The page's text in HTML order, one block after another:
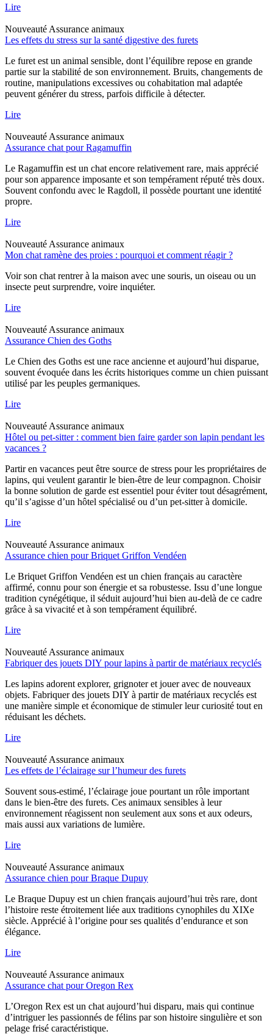
Lire
Nouveauté Assurance animaux
Les effets du stress sur la santé digestive des furets
Le furet est un animal sensible, dont l’équilibre repose en grande
partie sur la stabilité de son environnement. Bruits, changements de
routine, manipulations excessives ou cohabitation mal adaptée
peuvent générer du stress, parfois difficile à détecter.
Lire
Nouveauté Assurance animaux
Assurance chat pour Ragamuffin
Le Ragamuffin est un chat encore relativement rare, mais apprécié
pour son apparence imposante et son tempérament réputé très doux.
Souvent confondu avec le Ragdoll, il possède pourtant une identité
propre.
Lire
Nouveauté Assurance animaux
Mon chat ramène des proies : pourquoi et comment réagir ?
Voir son chat rentrer à la maison avec une souris, un oiseau ou un
insecte peut surprendre, voire inquiéter.
Lire
Nouveauté Assurance animaux
Assurance Chien des Goths
Le Chien des Goths est une race ancienne et aujourd’hui disparue,
souvent évoquée dans les écrits historiques comme un chien puissant
utilisé par les peuples germaniques.
Lire
Nouveauté Assurance animaux
Hôtel ou pet-sitter : comment bien faire garder son lapin pendant les
vacances ?
Partir en vacances peut être source de stress pour les propriétaires de
lapins, qui veulent garantir le bien-être de leur compagnon. Choisir
la bonne solution de garde est essentiel pour éviter tout désagrément,
qu’il s’agisse d’un hôtel spécialisé ou d’un pet-sitter à domicile.
Lire
Nouveauté Assurance animaux
Assurance chien pour Briquet Griffon Vendéen
Le Briquet Griffon Vendéen est un chien français au caractère
affirmé, connu pour son énergie et sa robustesse. Issu d’une longue
tradition cynégétique, il séduit aujourd’hui bien au-delà de ce cadre
grâce à sa vivacité et à son tempérament équilibré.
Lire
Nouveauté Assurance animaux
Fabriquer des jouets DIY pour lapins à partir de matériaux recyclés
Les lapins adorent explorer, grignoter et jouer avec de nouveaux
objets. Fabriquer des jouets DIY à partir de matériaux recyclés est
une manière simple et économique de stimuler leur curiosité tout en
réduisant les déchets.
Lire
Nouveauté Assurance animaux
Les effets de l’éclairage sur l’humeur des furets
Souvent sous-estimé, l’éclairage joue pourtant un rôle important
dans le bien-être des furets. Ces animaux sensibles à leur
environnement réagissent non seulement aux sons et aux odeurs,
mais aussi aux variations de lumière.
Lire
Nouveauté Assurance animaux
Assurance chien pour Braque Dupuy
Le Braque Dupuy est un chien français aujourd’hui très rare, dont
l’histoire reste étroitement liée aux traditions cynophiles du XIXe
siècle. Apprécié à l’origine pour ses qualités d’endurance et son
élégance.
Lire
Nouveauté Assurance animaux
Assurance chat pour Oregon Rex
L’Oregon Rex est un chat aujourd’hui disparu, mais qui continue
d’intriguer les passionnés de félins par son histoire singulière et son
pelage frisé caractéristique.